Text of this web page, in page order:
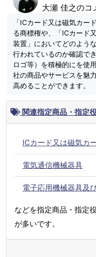
大瀬 佳之のコ
「ICカード又は磁気カー
る商標権や、「ICカード
装置」においてどのよう
行われているのか確認で
ロゴ等）を積極的にを使
社の商品やサービスを魅
高めることができます。
関連指定商品・指定
ICカード又は磁気カ
電気通信機械器具
電子応用機械器具及
などを指定商品・指定
が多いです。